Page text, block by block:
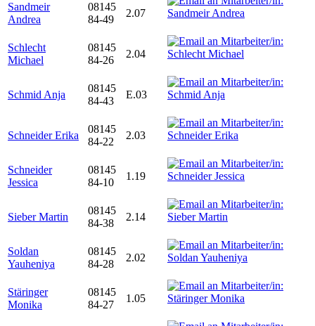
Sandmeir
Andrea
08145
84-49
2.07
Schlecht
Michael
08145
84-26
2.04
Schmid Anja
08145
84-43
E.03
Schneider Erika
08145
84-22
2.03
Schneider
Jessica
08145
84-10
1.19
Sieber Martin
08145
84-38
2.14
Soldan
Yauheniya
08145
84-28
2.02
Stäringer
Monika
08145
84-27
1.05